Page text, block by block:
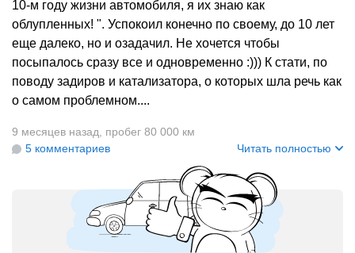
10-м году жизни автомобиля, я их знаю как
облупленных! ". Успокоил конечно по своему, до 10 лет
еще далеко, но и озадачил. Не хочется чтобы
посыпалось сразу все и одновременно :))) К стати, по
поводу задиров и катализатора, о которых шла речь как
о самом проблемном....
9 месяцев назад
пробег 80 000 км
5 комментариев
Читать полностью